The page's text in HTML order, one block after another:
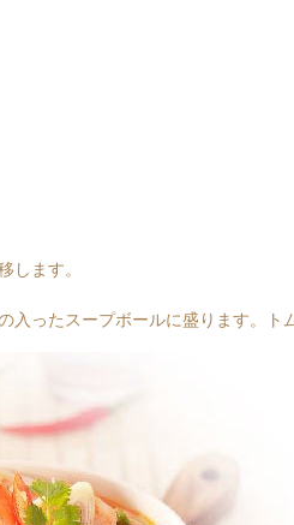
します。
ったスープボールに盛ります。ト